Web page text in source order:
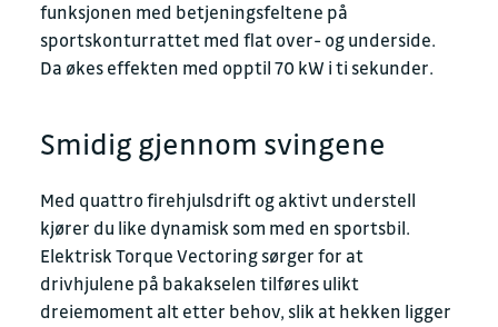
funksjonen med betjeningsfeltene på
sportskonturrattet med flat over- og underside.
Da økes effekten med opptil 70 kW i ti sekunder.
Smidig gjennom svingene
Med quattro firehjulsdrift og aktivt understell
kjører du like dynamisk som med en sportsbil.
Elektrisk Torque Vectoring sørger for at
drivhjulene på bakakselen tilføres ulikt
dreiemoment alt etter behov, slik at hekken ligger